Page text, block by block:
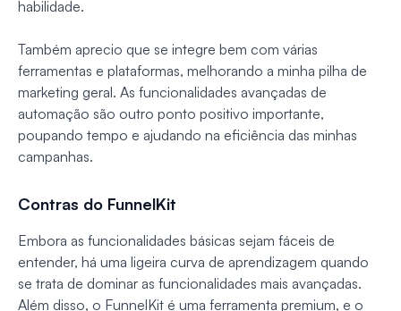
habilidade.
Também aprecio que se integre bem com várias
ferramentas e plataformas, melhorando a minha pilha de
marketing geral. As funcionalidades avançadas de
automação são outro ponto positivo importante,
poupando tempo e ajudando na eficiência das minhas
campanhas.
Contras do FunnelKit
Embora as funcionalidades básicas sejam fáceis de
entender, há uma ligeira curva de aprendizagem quando
se trata de dominar as funcionalidades mais avançadas.
Além disso, o FunnelKit é uma ferramenta premium, e o